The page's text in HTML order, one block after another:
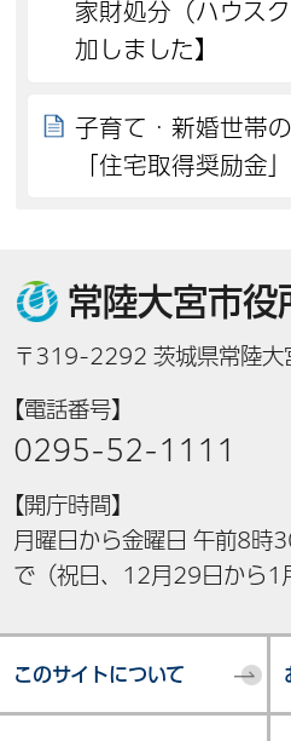
家財処分（ハウス
加しました】
子育て・新婚世帯
「住宅取得奨励金
常陸大宮市役
〒319-2292 茨城県常陸
【電話番号】
0295-52-1111
【開庁時間】
月曜日から金曜日 午前8時
で（祝日、12月29日から1
このサイトについて